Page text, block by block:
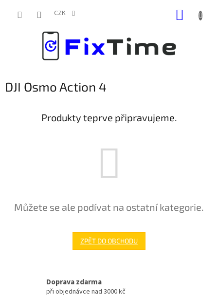
CZK
DJI Osmo Action 4
Produkty teprve připravujeme.
Můžete se ale podívat na ostatní kategorie.
ZPĚT DO OBCHODU
Doprava zdarma
při objednávce nad 3000 kč